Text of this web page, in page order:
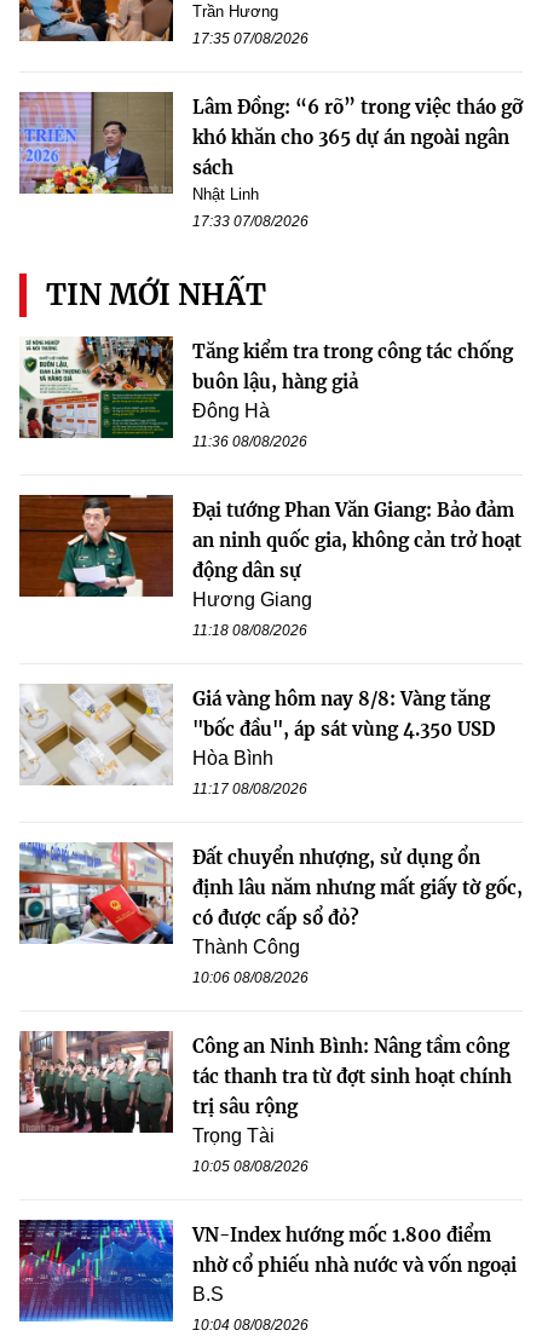
Trần Hương
17:35 07/08/2026
Lâm Đồng: “6 rõ” trong việc tháo gỡ
khó khăn cho 365 dự án ngoài ngân
sách
Nhật Linh
17:33 07/08/2026
TIN MỚI NHẤT
Tăng kiểm tra trong công tác chống
buôn lậu, hàng giả
Đông Hà
11:36 08/08/2026
Đại tướng Phan Văn Giang: Bảo đảm
an ninh quốc gia, không cản trở hoạt
động dân sự
Hương Giang
11:18 08/08/2026
Giá vàng hôm nay 8/8: Vàng tăng
"bốc đầu", áp sát vùng 4.350 USD
Hòa Bình
11:17 08/08/2026
Đất chuyển nhượng, sử dụng ổn
định lâu năm nhưng mất giấy tờ gốc,
có được cấp sổ đỏ?
Thành Công
10:06 08/08/2026
Công an Ninh Bình: Nâng tầm công
tác thanh tra từ đợt sinh hoạt chính
trị sâu rộng
Trọng Tài
10:05 08/08/2026
VN-Index hướng mốc 1.800 điểm
nhờ cổ phiếu nhà nước và vốn ngoại
B.S
10:04 08/08/2026